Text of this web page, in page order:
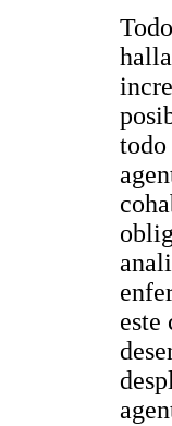
todo
este